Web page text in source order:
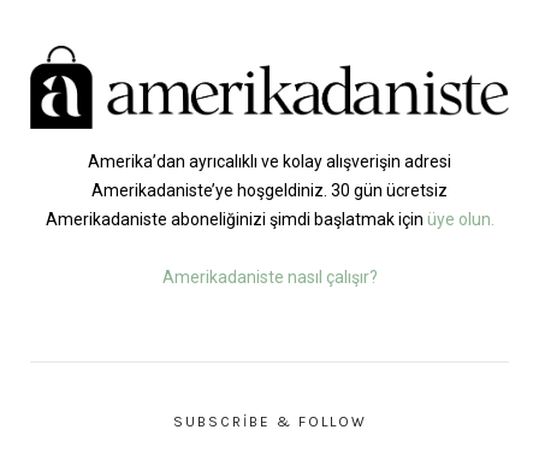
Amerika’dan ayrıcalıklı ve kolay alışverişin adresi
Amerikadaniste’ye hoşgeldiniz. 30 gün ücretsiz
Amerikadaniste aboneliğinizi şimdi başlatmak için üye olun.
Amerikadaniste nasıl çalışır?
SUBSCRIBE & FOLLOW